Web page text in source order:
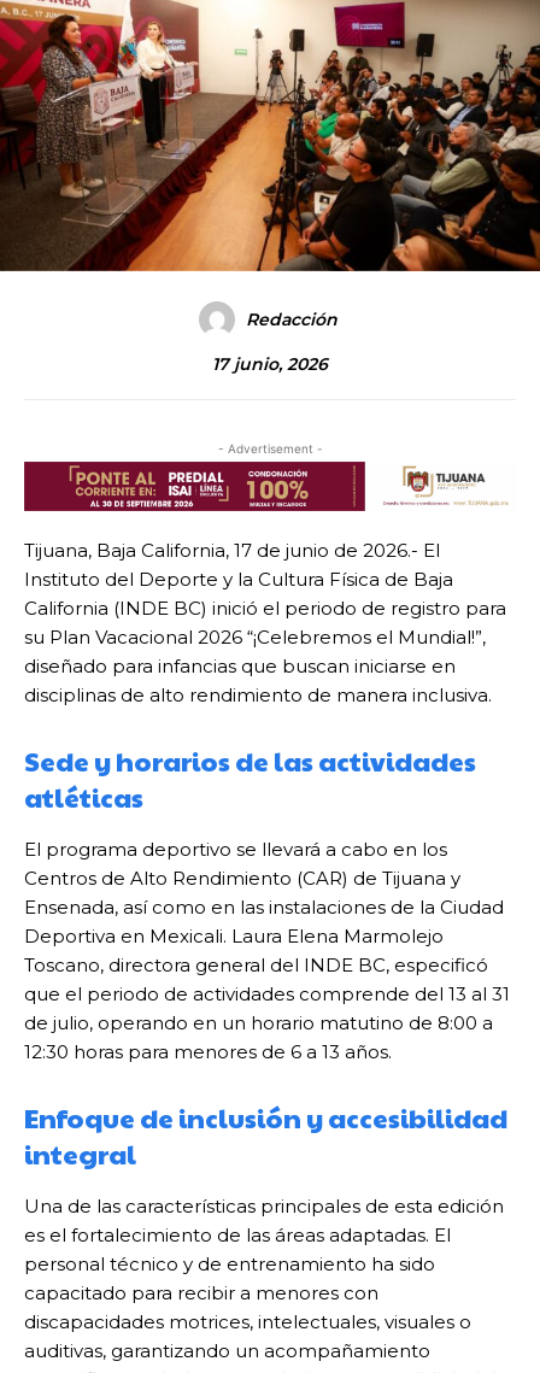
Redacción
17 junio, 2026
- Advertisement -
Tijuana, Baja California, 17 de junio de 2026.- El
Instituto del Deporte y la Cultura Física de Baja
California (INDE BC) inició el periodo de registro para
su Plan Vacacional 2026 “¡Celebremos el Mundial!”,
diseñado para infancias que buscan iniciarse en
disciplinas de alto rendimiento de manera inclusiva.
Sede y horarios de las actividades
atléticas
El programa deportivo se llevará a cabo en los
Centros de Alto Rendimiento (CAR) de Tijuana y
Ensenada, así como en las instalaciones de la Ciudad
Deportiva en Mexicali. Laura Elena Marmolejo
Toscano, directora general del INDE BC, especificó
que el periodo de actividades comprende del 13 al 31
de julio, operando en un horario matutino de 8:00 a
12:30 horas para menores de 6 a 13 años.
Enfoque de inclusión y accesibilidad
integral
Una de las características principales de esta edición
es el fortalecimiento de las áreas adaptadas. El
personal técnico y de entrenamiento ha sido
capacitado para recibir a menores con
discapacidades motrices, intelectuales, visuales o
auditivas, garantizando un acompañamiento